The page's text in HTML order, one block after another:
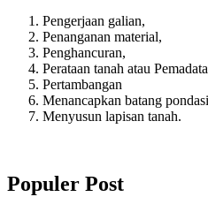
Pengerjaan galian,
Penanganan material,
Penghancuran,
Perataan tanah atau
Pertambangan
Menancapkan batang pondasi
Menyusun lapisan tanah.
Populer Post